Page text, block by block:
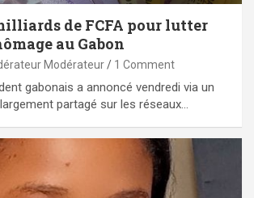
de FCFA pour lutter
au Gabon
Modérateur 1 Comment
gabonais a annoncé vendredi via un
partagé sur les réseaux…